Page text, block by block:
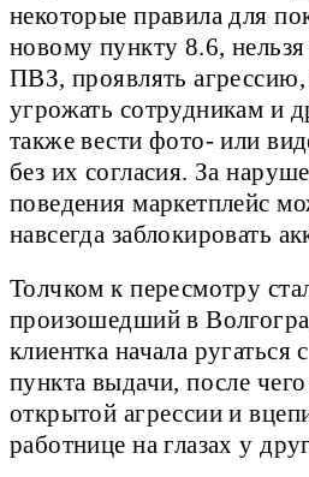
некоторые правила для
новому пункту 8.6,
ПВЗ, проявлять агрессию,
угрожать сотрудникам и
также вести фото- или
без их согласия. За
поведения маркетплейс
навсегда заблокировать
Толчком к пересмотру
произошедший в
клиентка начала ругаться
пункта выдачи, после
открытой агрессии и
работнице на глазах у